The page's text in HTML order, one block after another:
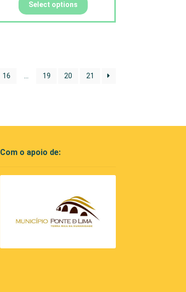
Select options
16 … 19 20 21
Com o apoio de: